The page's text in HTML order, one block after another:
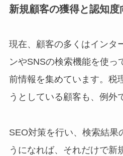
新規顧客の獲得と認知度
現在、顧客の多くはインタ
ンやSNSの検索機能を使っ
前情報を集めています。税
うとしている顧客も、例外
SEO対策を行い、検索結果
うになれば、それだけで新